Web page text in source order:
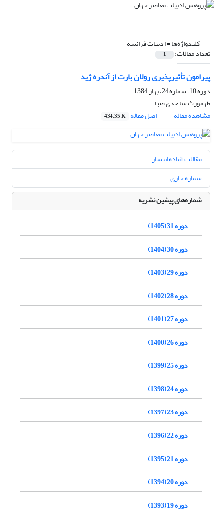
کلیدواژه‌ها =ا دبیات فرانسه
تعداد مقالات: 1
پیرامون تأثیرپذیری رولان بارت از آندره ژید
دوره 10، شماره 24، بهار 1384
طهمورث سا جدى صبا
مشاهده مقاله
اصل مقاله 434.35 K
مقالات آماده انتشار
شماره جاری
شماره‌های پیشین نشریه
دوره 31 (1405)
دوره 30 (1404)
دوره 29 (1403)
دوره 28 (1402)
دوره 27 (1401)
دوره 26 (1400)
دوره 25 (1399)
دوره 24 (1398)
دوره 23 (1397)
دوره 22 (1396)
دوره 21 (1395)
دوره 20 (1394)
دوره 19 (1393)